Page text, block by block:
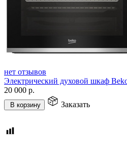
нет отзывов
Электрический духовой шкаф
20 000 р.
В корзину Заказать